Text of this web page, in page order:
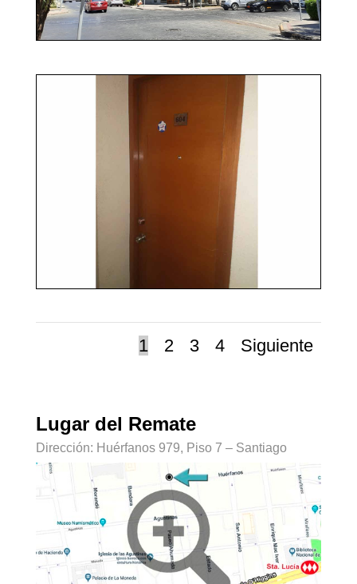
1 2 3 4 Siguiente
Lugar del Remate
Dirección: Huérfanos 979, Piso 7 – Santiago